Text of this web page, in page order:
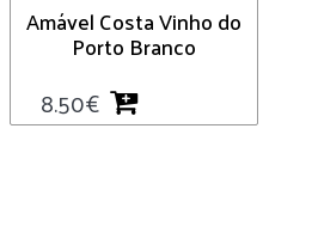
Amável Costa Vinho do
Porto Branco
8.50€